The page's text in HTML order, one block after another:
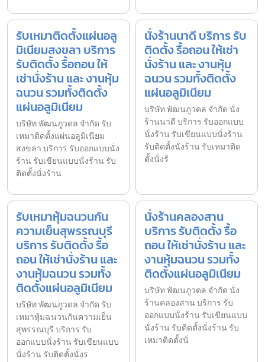
รับเหมาติดตั้งแผ่นอลู
มิเนียมสงขลา บริการ
รับติดตั้ง รื้อถอน ให้
เช่านั่งร้าน และ งานหุ้ม
ฉนวน รวมทั้งติดตั้ง
แผ่นอลูมิเนียม
บริษัท พัฒนภูวดล จำกัด รับ
เหมาติดตั้งแผ่นอลูมิเนียม
สงขลา บริการ รับออกแบบนั่ง
ร้าน รับเขียนแบบนั่งร้าน รับ
ติดตั้งนั่งร้าน
นั่งร้านนาดี บริการ รับ
ติดตั้ง รื้อถอน ให้เช่า
นั่งร้าน และ งานหุ้ม
ฉนวน รวมทั้งติดตั้ง
แผ่นอลูมิเนียม
บริษัท พัฒนภูวดล จำกัด นั่ง
ร้านนาดี บริการ รับออกแบบ
นั่งร้าน รับเขียนแบบนั่งร้าน
รับติดตั้งนั่งร้าน รับเหมาติด
ตั้งนั่งร้
รับเหมาหุ้มฉนวนกัน
ความเย็นสุพรรณบุรี
บริการ รับติดตั้ง รื้อ
ถอน ให้เช่านั่งร้าน และ
งานหุ้มฉนวน รวมทั้ง
ติดตั้งแผ่นอลูมิเนียม
บริษัท พัฒนภูวดล จำกัด รับ
เหมาหุ้มฉนวนกันความเย็น
สุพรรณบุรี บริการ รับ
ออกแบบนั่งร้าน รับเขียนแบบ
นั่งร้าน รับติดตั้งนั่งร
นั่งร้านคลองสาน
บริการ รับติดตั้ง รื้อ
ถอน ให้เช่านั่งร้าน และ
งานหุ้มฉนวน รวมทั้ง
ติดตั้งแผ่นอลูมิเนียม
บริษัท พัฒนภูวดล จำกัด นั่ง
ร้านคลองสาน บริการ รับ
ออกแบบนั่งร้าน รับเขียนแบบ
นั่งร้าน รับติดตั้งนั่งร้าน รับ
เหมาติดตั้งนั่